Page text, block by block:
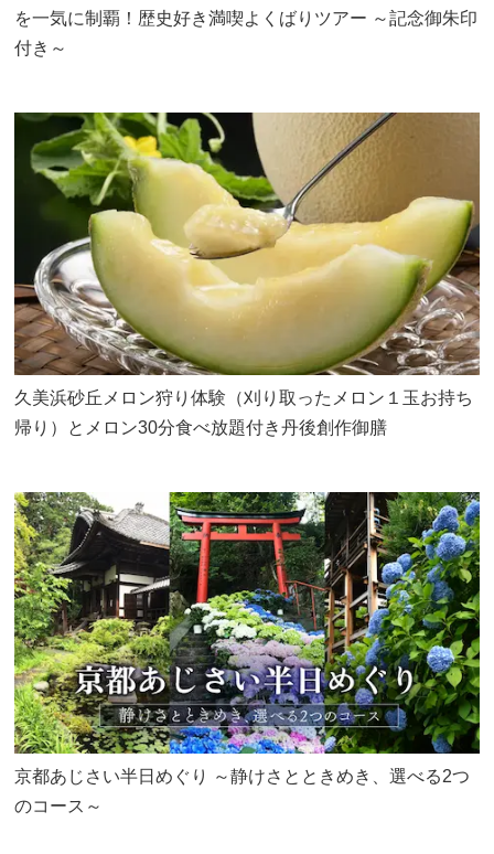
を一気に制覇！歴史好き満喫よくばりツアー ～記念御朱印
付き～
久美浜砂丘メロン狩り体験（刈り取ったメロン１玉お持ち
帰り）とメロン30分食べ放題付き丹後創作御膳
京都あじさい半日めぐり ～静けさとときめき、選べる2つ
のコース～